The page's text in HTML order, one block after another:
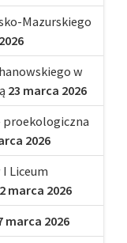
Mazurskiego
w
23 marca 2026
proekologiczna
2026
Liceum
marca 2026
marca 2026